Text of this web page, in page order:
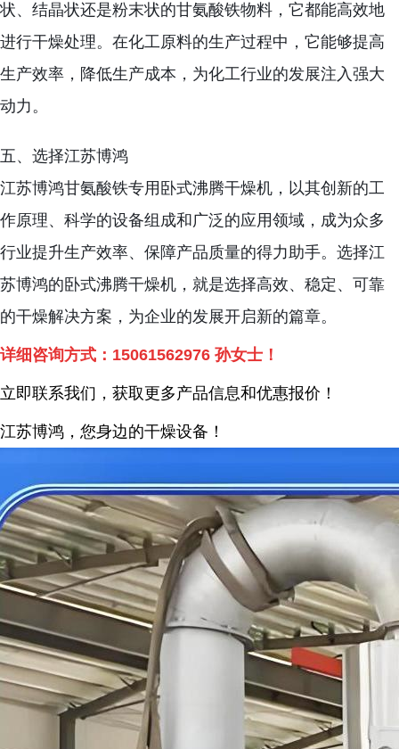
状、结晶状还是粉末状的甘氨酸铁物料，它都能高效地
进行干燥处理。在化工原料的生产过程中，它能够提高
生产效率，降低生产成本，为化工行业的发展注入强大
动力。
五、选择江苏博鸿
江苏博鸿甘氨酸铁专用卧式沸腾干燥机，以其创新的工
作原理、科学的设备组成和广泛的应用领域，成为众多
行业提升生产效率、保障产品质量的得力助手。选择江
苏博鸿的卧式沸腾干燥机，就是选择高效、稳定、可靠
的干燥解决方案，为企业的发展开启新的篇章。
详细咨询方式： 15061562976 孙女士！
立即联系我们，获取更多产品信息和优惠报价！
江苏博鸿，您身边的干燥设备 ！